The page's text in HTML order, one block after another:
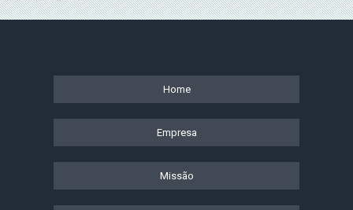
Home
Empresa
Missão